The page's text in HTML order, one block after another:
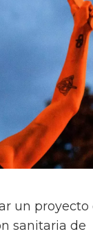
un proyecto
sanitaria de